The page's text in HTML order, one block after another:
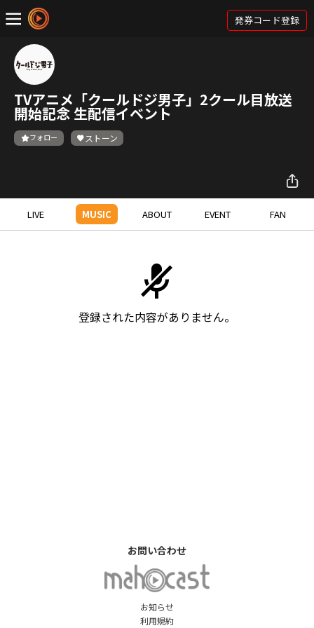
発券コード登録
TVアニメ「クールドジ男子」2クール目放送
開始記念 生配信イベント
フォロー ストーン
LIVE MUSIC ABOUT EVENT FAN
登録された内容がありません。
お知らせ
利用規約
お問い合わせ